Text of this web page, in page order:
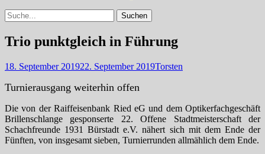
Suchen
Suchen
nach:
Trio punktgleich in Führung
Veröffentlicht
18. September 201922. September 2019Autor
Torsten
Turnierausgang weiterhin offen
Die von der Raiffeisenbank Ried eG und dem Optikerfachgeschäft
Brillenschlange gesponserte 22. Offene Stadtmeisterschaft der
Schachfreunde 1931 Bürstadt e.V.nähert sich mit dem Ende der
Fünften, von insgesamt sieben, Turnierrunden allmählich dem Ende.